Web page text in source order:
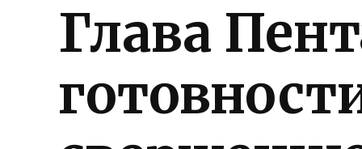
Глава